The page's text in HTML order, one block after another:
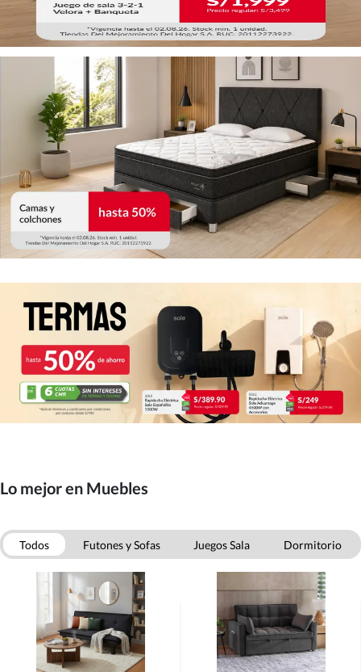
Lo mejor en Muebles
Todos Futones y Sofas Juegos Sala
Dormitorio
Muebles Cocina